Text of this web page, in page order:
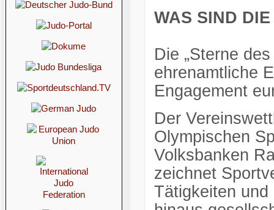
WAS SIND
Die „Sterne
ehrenamtliche
Engagement
Der
Olympischen
Volksbanken
zeichnet
Tätigkeiten